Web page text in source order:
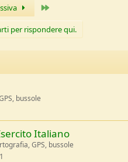
per rispondere qui.
bussole
Italiano
GPS, bussole